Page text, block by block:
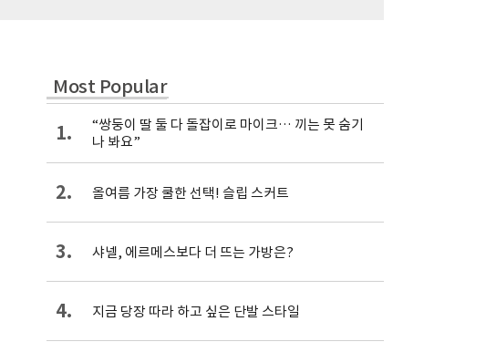
Most Popular
1.
“쌍둥이 딸 둘 다 돌잡이로 마이크… 끼는 못 숨기
나 봐요”
2. 올여름 가장 쿨한 선택! 슬립 스커트
3. 샤넬, 에르메스보다 더 뜨는 가방은?
4. 지금 당장 따라 하고 싶은 단발 스타일